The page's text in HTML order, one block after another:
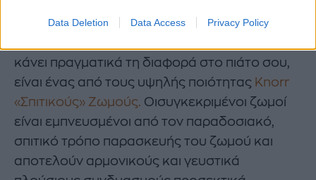
Data Deletion Data Access Privacy Policy
κάνει πραγματικά τη διαφορά στο πιάτο σου,
είναι ένας από τους υψηλής ποιότητας Knorr
«Σπιτικούς» Ζωμούς. Οισυγκεκριμένοι ζωμοί
είναι εμπνευσμένοι από τον παραδοσιακό,
σπιτικό τρόπο παρασκευής του ζωμού και
αποτελούν αρμονικούς και γευστικά